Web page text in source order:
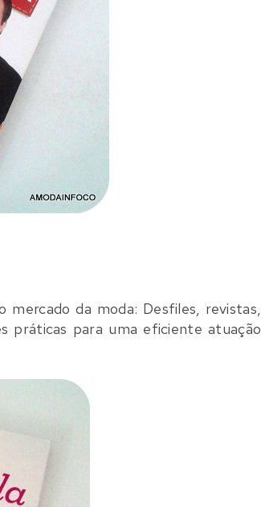
da moda: Desfiles, revistas,
práticas para uma eficiente atuação